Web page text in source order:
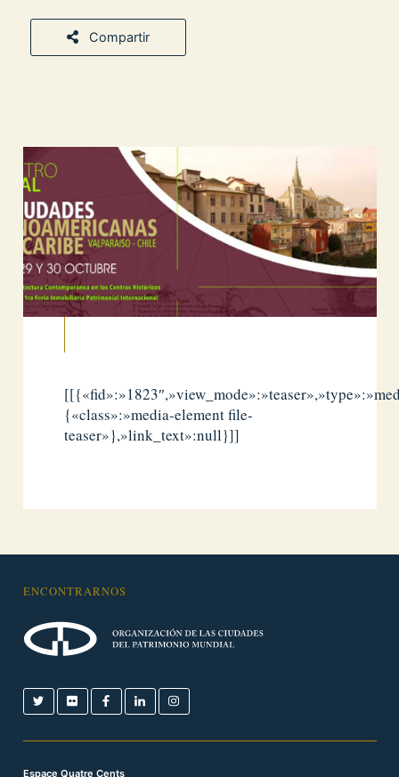
Compartir
{«class»:»media-element file-
teaser»},»link_text»:null}]]
ENCONTRARNOS
Espace Quatre Cents